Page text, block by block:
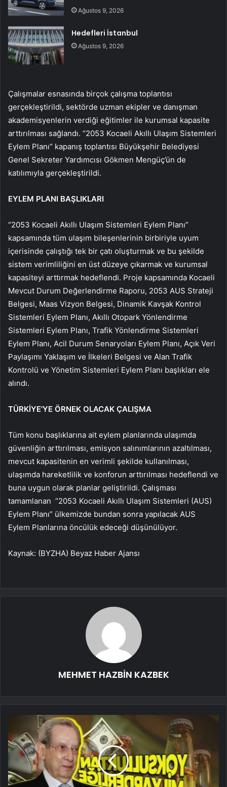
Ağustos 9, 2026
Hedefleri İstanbul
Ağustos 9, 2026
Çalışmalar esnasında birçok çalışma toplantısı
gerçekleştirildi, sektörde uzman ekipler ve danışman
akademisyenlerin verdiği eğitimler ile kurumsal kapasite
arttırılması sağlandı. “2053 Kocaeli Akıllı Ulaşım Sistemleri
Eylem Planı” kapanış toplantısı Büyükşehir Belediyesi
Genel Sekreter Yardımcısı Gökmen Mengüç’ün de
katılımıyla gerçekleştirildi.
EYLEM PLANI BAŞLIKLARI
“2053 Kocaeli Akıllı Ulaşım Sistemleri Eylem Planı”
kapsamında tüm ulaşım bileşenlerinin birbiriyle uyum
içerisinde çalıştığı tek bir çatı oluşturmak ve bu şekilde
sistem verimliliğini en üst düzeye çıkarmak ve kurumsal
kapasiteyi arttırmak hedeflendi. Proje kapsamında Kocaeli
Mevcut Durum Değerlendirme Raporu, 2053 AUS Strateji
Belgesi, Maas Vizyon Belgesi, Dinamik Kavşak Kontrol
Sistemleri Eylem Planı, Akıllı Otopark Yönlendirme
Sistemleri Eylem Planı, Trafik Yönlendirme Sistemleri
Eylem Planı, Acil Durum Senaryoları Eylem Planı, Açık Veri
Paylaşımı Yaklaşım ve İlkeleri Belgesi ve Alan Trafik
Kontrolü ve Yönetim Sistemleri Eylem Planı başlıkları ele
alındı.
TÜRKİYE’YE ÖRNEK OLACAK ÇALIŞMA
Tüm konu başlıklarına ait eylem planlarında ulaşımda
güvenliğin arttırılması, emisyon salınımlarının azaltılması,
mevcut kapasitenin en verimli şekilde kullanılması,
ulaşımda hareketlilik ve konforun arttırılması hedeflendi ve
buna uygun olarak planlar geliştirildi. Çalışması
tamamlanan “2053 Kocaeli Akıllı Ulaşım Sistemleri (AUS)
Eylem Planı” ülkemizde bundan sonra yapılacak AUS
Eylem Planlarına öncülük edeceği düşünülüyor.
Kaynak: (BYZHA) Beyaz Haber Ajansı
MEHMET HAZBİN KAZBEK